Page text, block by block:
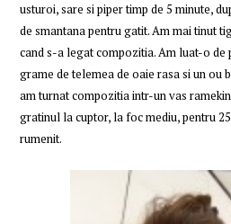
usturoi, sare si piper timp de 5 minute,
de smantana pentru gatit. Am mai tinut
cand s-a legat compozitia. Am luat-o de
grame de telemea de oaie rasa si un ou
am turnat compozitia intr-un vas
gratinul la cuptor, la foc mediu, pentru
rumenit.